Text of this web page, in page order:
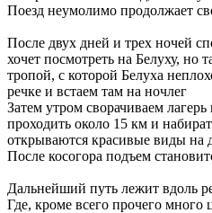
Поезд неумолимо продолжает
После двух дней и трех ночей
хочет посмотреть на Белуху,
тропой, с которой Белуха
речке и встаем там на ночлег
Затем утром сворачиваем
проходить около 15 км и
открываются красивые виды на
После косогора подъем
Дальнейший путь лежит вдоль
Где, кроме всего прочего много